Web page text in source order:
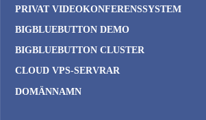
PRIVAT VIDEOKONFERENSSYSTEM
BIGBLUEBUTTON DEMO
BIGBLUEBUTTON CLUSTER
CLOUD VPS-SERVRAR
DOMÄNNAMN